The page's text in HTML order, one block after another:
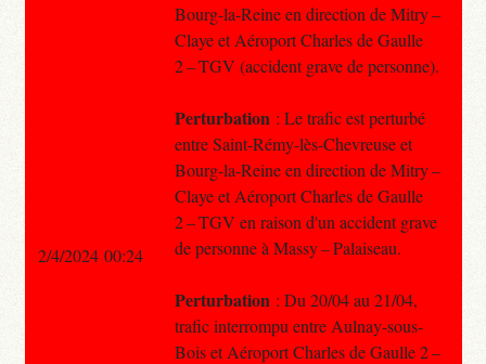
Bourg-la-Reine en direction de Mitry –
Claye et Aéroport Charles de Gaulle
2 – TGV (accident grave de personne).
Perturbation : Le trafic est perturbé
entre Saint-Rémy-lès-Chevreuse et
Bourg-la-Reine en direction de Mitry –
Claye et Aéroport Charles de Gaulle
2 – TGV en raison d'un accident grave
de personne à Massy – Palaiseau.
Perturbation : Du 20/04 au 21/04,
trafic interrompu entre Aulnay-sous-
Bois et Aéroport Charles de Gaulle 2 –
2/4/2024 00:24